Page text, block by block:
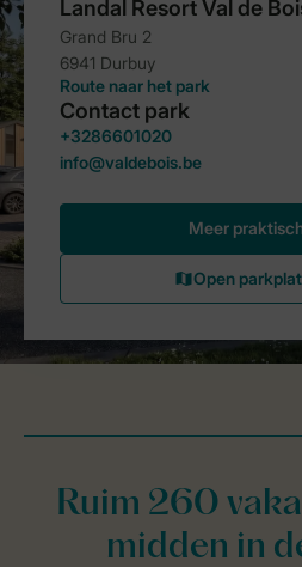
Ruim 260
midden in